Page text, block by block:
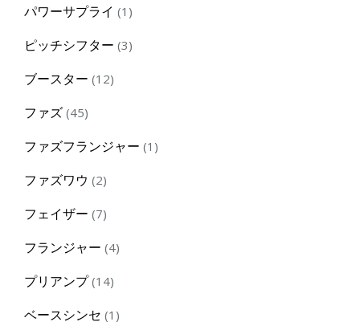
パワーサプライ 1 1
ピッチシフター 33
ブースター 1212
ファズ 4545
ファズフランジャー 1 1
ファズワウ 22
フェイザー 77
フランジャー 44
プリアンプ 1414
ベースシンセ 1 1